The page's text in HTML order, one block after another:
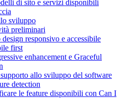
di sito e servizi disponibili
sviluppo
preliminari
responsivo e accessibile
first
enhancement e Graceful
allo sviluppo del software
detection
le feature disponibili con Can I